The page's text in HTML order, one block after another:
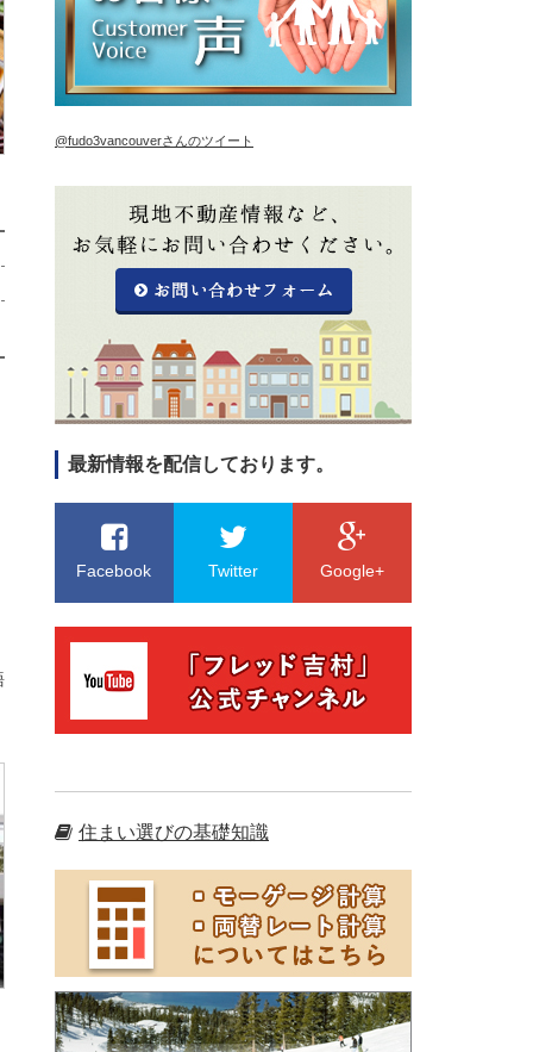
@fudo3vancouverさんのツイート
最新情報を配信しております。
Facebook Twitter Google+
住まい選びの基礎知識